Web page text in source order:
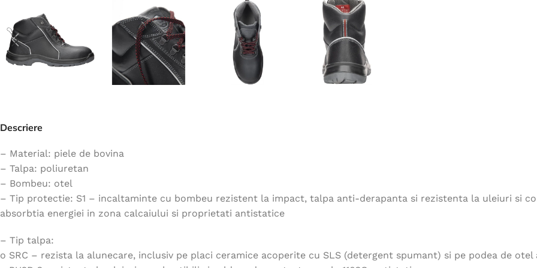
Hanorace
Veste
Tricouri
Combinezoane
Halate
Șorțuri
Accesorii
Descriere
– Material: piele de bovina
– Talpa: poliuretan
– Bombeu: otel
– Tip protectie: S1 – incaltaminte cu bombeu rezistent la impact, talpa anti-derapanta si rezistenta la uleiuri si
absorbtia energiei in zona calcaiului si proprietati antistatice
– Tip talpa:
o SRC – rezista la alunecare, inclusiv pe placi ceramice acoperite cu SLS (detergent spumant) si pe podea de